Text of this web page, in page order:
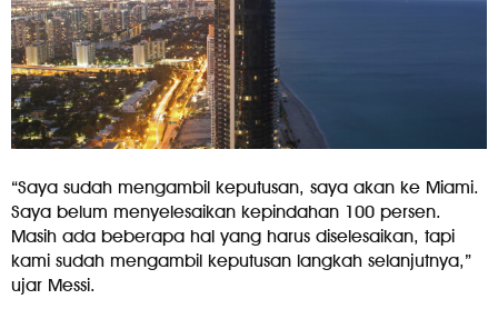
“Saya sudah mengambil keputusan, saya akan ke Miami.
Saya belum menyelesaikan kepindahan 100 persen.
Masih ada beberapa hal yang harus diselesaikan, tapi
kami sudah mengambil keputusan langkah selanjutnya,”
ujar Messi.